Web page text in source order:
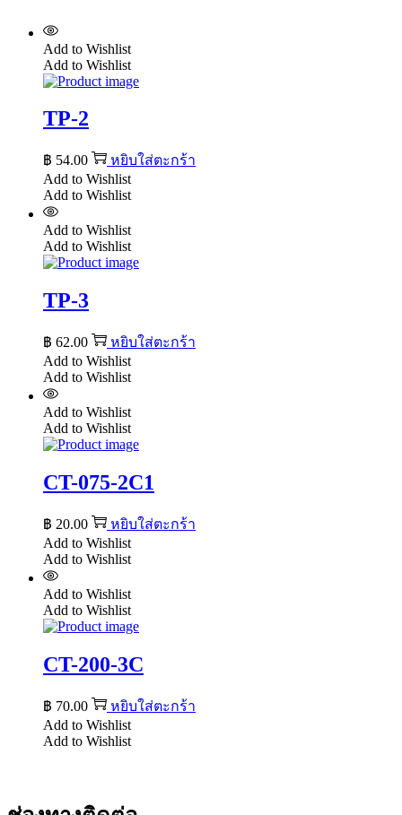
Add to Wishlist
Add to Wishlist
TP-2
฿ 54.00
หยิบใส่ตะกร้า
Add to Wishlist
Add to Wishlist
Add to Wishlist
Add to Wishlist
TP-3
฿ 62.00
หยิบใส่ตะกร้า
Add to Wishlist
Add to Wishlist
Add to Wishlist
Add to Wishlist
CT-075-2C1
฿ 20.00
หยิบใส่ตะกร้า
Add to Wishlist
Add to Wishlist
Add to Wishlist
Add to Wishlist
CT-200-3C
฿ 70.00
หยิบใส่ตะกร้า
Add to Wishlist
Add to Wishlist